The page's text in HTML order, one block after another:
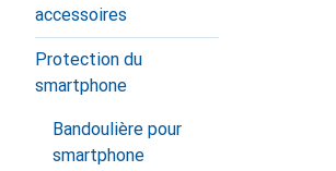
accessoires
Protection du
smartphone
Bandoulière pour
smartphone